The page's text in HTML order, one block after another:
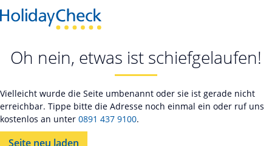
Oh nein, etwas ist schiefgelaufen!
Vielleicht wurde die Seite umbenannt oder sie ist gerade nicht
erreichbar. Tippe bitte die Adresse noch einmal ein oder ruf uns
kostenlos an unter 0891 437 9100.
Seite neu laden